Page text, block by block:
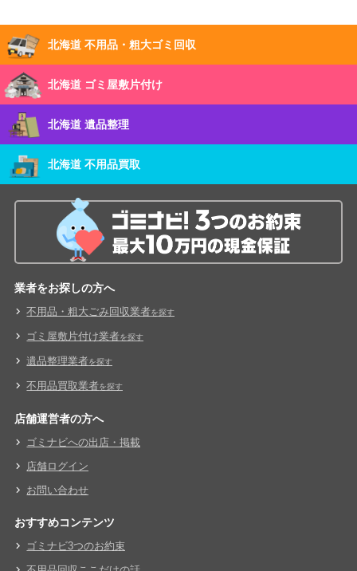
北海道 不用品・粗大ゴミ回収
北海道 ゴミ屋敷片付け
北海道 遺品整理
北海道 不用品買取
業者をお探しの方へ
不用品・粗大ごみ回収業者を探す
ゴミ屋敷片付け業者を探す
遺品整理業者を探す
不用品買取業者を探す
店舗運営者の方へ
ゴミナビへの出店・掲載
店舗ログイン
お問い合わせ
おすすめコンテンツ
ゴミナビ3つのお約束